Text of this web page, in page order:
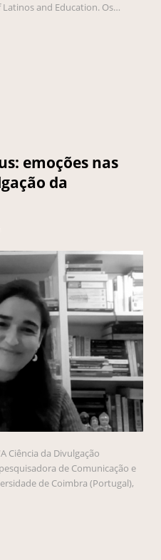
and Education. Os…
emoções nas
da
Ciência da Divulgação
de Comunicação e
de Coimbra (Portugal),